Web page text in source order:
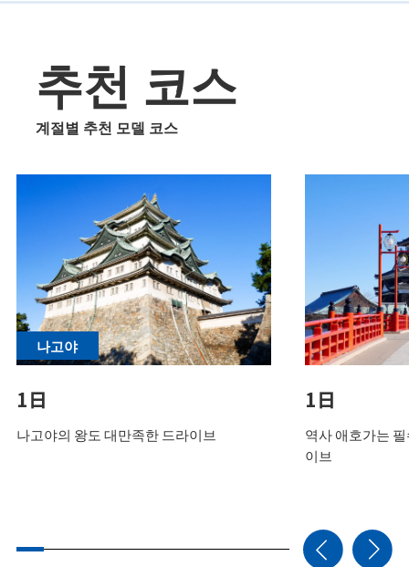
추천 코스
계절별 추천 모델 코스
나고야
1日
나고야의 왕도 대만족한 드라이브
1日
역사 애호가는
이브